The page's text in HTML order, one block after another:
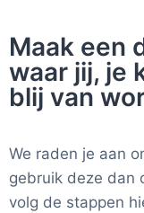
Maak een
waar jij, je
blij van
We raden je aan
gebruik deze dan
volg de stappen